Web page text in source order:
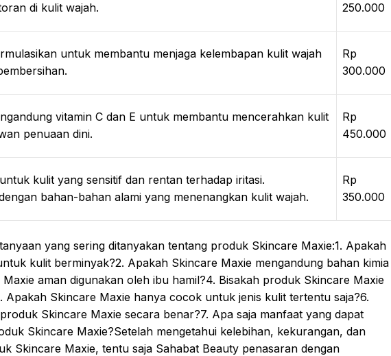
di kulit wajah.
250.000
untuk membantu menjaga kelembapan kulit wajah
Rp
300.000
vitamin C dan E untuk membantu mencerahkan kulit
penuaan dini.
Rp
450.000
kulit yang sensitif dan rentan terhadap iritasi.
bahan-bahan alami yang menenangkan kulit wajah.
Rp
350.000
yang sering ditanyakan tentang produk Skincare Maxie:1. Apakah
kulit berminyak?2. Apakah Skincare Maxie mengandung bahan kimia
aman digunakan oleh ibu hamil?4. Bisakah produk Skincare Maxie
Apakah Skincare Maxie hanya cocok untuk jenis kulit tertentu saja?6.
Skincare Maxie secara benar?7. Apa saja manfaat yang dapat
Skincare Maxie?Setelah mengetahui kelebihan, kekurangan, dan
Skincare Maxie, tentu saja Sahabat Beauty penasaran dengan